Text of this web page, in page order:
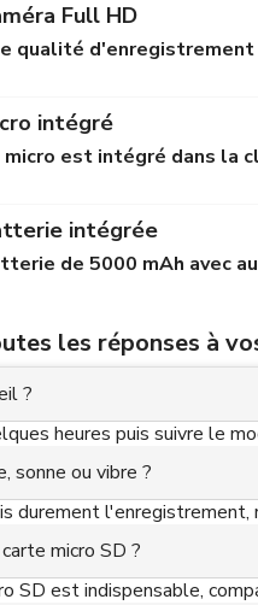
Full HD
qualité d'enregistrement
intégré
micro est intégré dans la
intégrée
de 5000 mAh avec
les réponses à
?
heures puis suivre le
sonne ou vibre ?
durement
micro SD ?
SD est indispensable,